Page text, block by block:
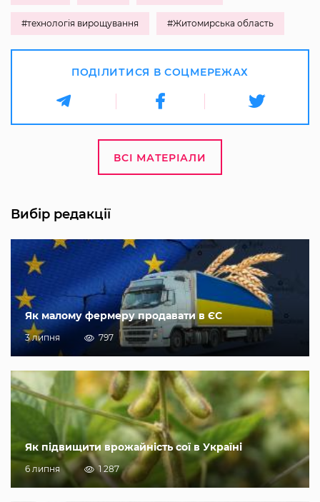
#технологія вирощування #Житомирська область
ПОДІЛИТИСЯ В СОЦМЕРЕЖАХ
ВСІ МАТЕРІАЛИ
Вибір редакції
Як малому фермеру продавати в ЄС
3 липня 797
Як підвищити врожайність сої в Україні
6 липня 1 287